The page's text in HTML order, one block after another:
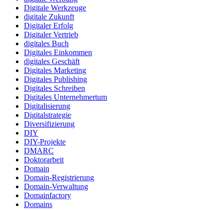
Digitale Werkzeuge
digitale Zukunft
Digitaler Erfolg
Digitaler Vertrieb
digitales Buch
Digitales Einkommen
digitales Geschäft
Digitales Marketing
Digitales Publishing
Digitales Schreiben
Digitales Unternehmertum
Digitalisierung
Digitalstrategie
Diversifizierung
DIY
DIY-Projekte
DMARC
Doktorarbeit
Domain
Domain-Registrierung
Domain-Verwaltung
Domainfactory
Domains